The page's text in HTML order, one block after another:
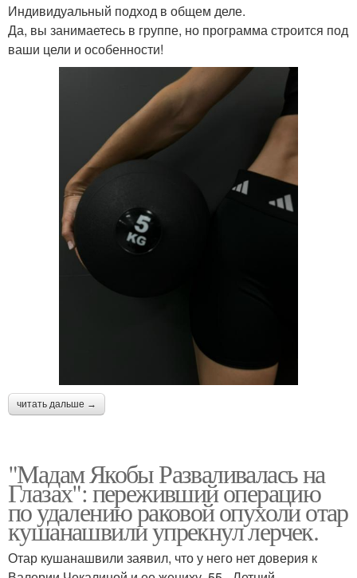
Индивидуальный подход в общем деле.
Да, вы занимаетесь в группе, но программа строится под
ваши цели и особенности!
читать дальше →
"Мадам Якобы Разваливалась на
Глазах": переживший операцию
по удалению раковой опухоли отар
кушанашвили упрекнул лерчек.
Отар кушанашвили заявил, что у него нет доверия к